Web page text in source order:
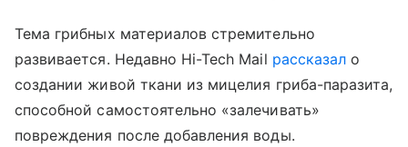
Тема грибных материалов стремительно
развивается. Недавно Hi-Tech Mail рассказал о
создании живой ткани из мицелия гриба-паразита,
способной самостоятельно «залечивать»
повреждения после добавления воды.